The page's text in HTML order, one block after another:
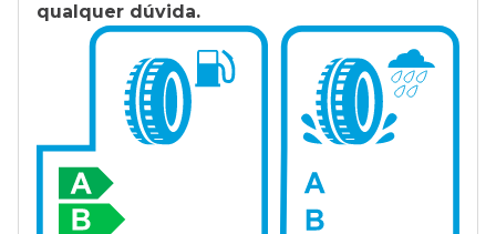
qualquer dúvida.